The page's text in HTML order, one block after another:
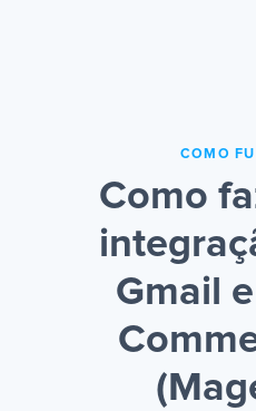
COMO
Como
Gmail